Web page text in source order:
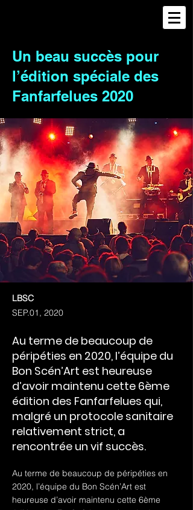
LBSC
SEP.01, 2020
Au terme de beaucoup de
péripéties en 2020, l’équipe du
Bon Scén’Art est heureuse
d’avoir maintenu cette 6ème
édition des Fanfarfelues qui,
malgré un protocole sanitaire
relativement strict, a
rencontrée un vif succès.
Au terme de beaucoup de péripéties en
2020, l’équipe du Bon Scén’Art est
heureuse d’avoir maintenu cette 6ème
Un beau succès pour
l’édition spéciale des
Fanfarfelues 2020